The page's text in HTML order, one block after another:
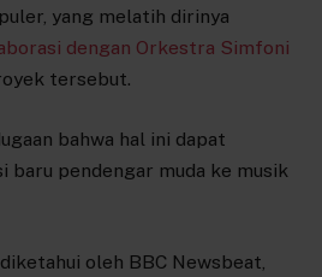
yang melatih dirinya
dengan Orkestra Simfoni
tersebut.
bahwa hal ini dapat
baru pendengar muda ke musik
oleh BBC Newsbeat,